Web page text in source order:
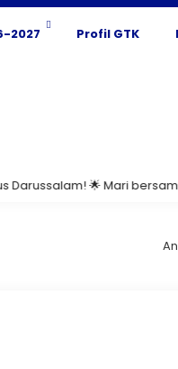
2027 Profil GTK
🌟 Mari